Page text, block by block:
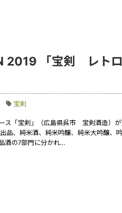
2019 「宝剣 レト
宝剣
ス「宝剣」（広島県呉市 宝剣酒造）
品、純米酒、純米吟醸、純米大吟醸、
酒の7部門に分かれ…